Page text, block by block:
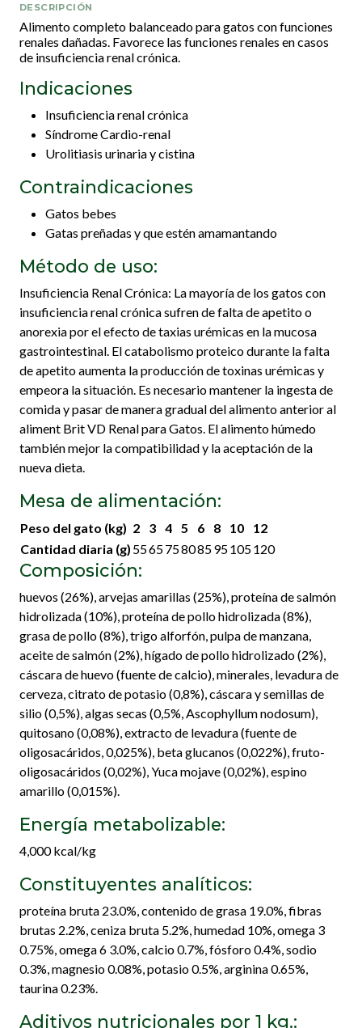
DESCRIPCIÓN
Alimento completo balanceado para gatos con funciones
renales dañadas. Favorece las funciones renales en casos
de insuficiencia renal crónica.
Indicaciones
Insuficiencia renal crónica
Síndrome Cardio-renal
Urolitiasis urinaria y cistina
Contraindicaciones
Gatos bebes
Gatas preñadas y que estén amamantando
Método de uso:
Insuficiencia Renal Crónica: La mayoría de los gatos con
insuficiencia renal crónica sufren de falta de apetito o
anorexia por el efecto de taxias urémicas en la mucosa
gastrointestinal. El catabolismo proteico durante la falta
de apetito aumenta la producción de toxinas urémicas y
empeora la situación. Es necesario mantener la ingesta de
comida y pasar de manera gradual del alimento anterior al
aliment Brit VD Renal para Gatos. El alimento húmedo
también mejor la compatibilidad y la aceptación de la
nueva dieta.
Mesa de alimentación:
Peso del gato (kg) 2 3 4 5 6 8 10
12
Cantidad diaria (g) 556575808595105120
Composición:
huevos (26%), arvejas amarillas (25%), proteína de salmón
hidrolizada (10%), proteína de pollo hidrolizada (8%),
grasa de pollo (8%), trigo alforfón, pulpa de manzana,
aceite de salmón (2%), hígado de pollo hidrolizado (2%),
cáscara de huevo (fuente de calcio), minerales, levadura de
cerveza, citrato de potasio (0,8%), cáscara y semillas de
silio (0,5%), algas secas (0,5%, Ascophyllum nodosum),
quitosano (0,08%), extracto de levadura (fuente de
oligosacáridos, 0,025%), beta glucanos (0,022%), fruto-
oligosacáridos (0,02%), Yuca mojave (0,02%), espino
amarillo (0,015%).
Energía metabolizable:
4,000 kcal/kg
Constituyentes analíticos:
proteína bruta 23.0%, contenido de grasa 19.0%, fibras
brutas 2.2%, ceniza bruta 5.2%, humedad 10%, omega 3
0.75%, omega 6 3.0%, calcio 0.7%, fósforo 0.4%, sodio
0.3%, magnesio 0.08%, potasio 0.5%, arginina 0.65%,
taurina 0.23%.
Aditivos nutricionales por 1 kg.: